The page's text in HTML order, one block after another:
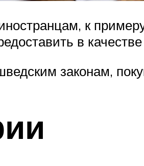
к
в
законам,